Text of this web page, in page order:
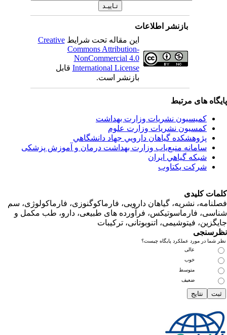
بازنشر اطلاعات
این مقاله تحت شرایط Creative
Commons Attribution-
NonCommercial 4.0
International Licenseقابل
بازنشر است.
های مرتبط
کمیسیون نشریات وزارت بهداشت
کمسیون نشریات وزارت علوم
پژوهشكده گياهان دارويي جهاد دانشگاهي
سامانه منبع‌ياب وزارت بهداشت درمان و آموزش پزشکی
شبكه گياهي ايران
شرکت یکتاوب
کلیدی
نشریه، گیاهان دارویی، فارماکوگنوزی، فارماکولوژی، سم
فارماسوتیکس، فرآورده های طبیعی، دارو، طب مکمل و
فیتوشیمی، اتنوبوتانی، ترکیبات
در مورد عملکرد پایگاه چیست؟
متوسط
ضعیف